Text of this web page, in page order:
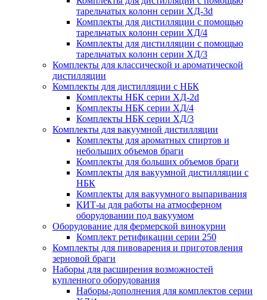
тарельчатых колонн серии ХД-3d
Комплекты для дистилляции с помощью
тарельчатых колонн серии ХД/4
Комплекты для дистилляции с помощью
тарельчатых колонн серии ХД/3
Комплекты для классической и ароматической
дистилляции
Комплекты для дистилляции с НБК
Комплекты НБК серии ХД-2d
Комплекты НБК серии ХД/4
Комплекты НБК серии ХД/3
Комплекты для вакуумной дистилляции
Комплекты для ароматных спиртов и
небольших объемов браги
Комплекты для больших объемов браги
Комплекты для вакуумной дистилляции с
НБК
Комплекты для вакуумного выпаривания
КИТ-ы для работы на атмосферном
оборудовании под вакуумом
Оборудование для фермерской винокурни
Комплект ретификации серии 250
Комплекты для пивоварения и приготовления
зерновой браги
Наборы для расширения возможностей
купленного оборудования
Наборы-дополнения для комплектов серии